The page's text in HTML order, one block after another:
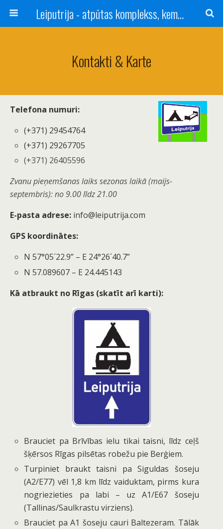
Leiputrija - atpūtas komplekss, kempings, viesu nams pie Rīgas / Camping, caravan site, bed and breakfast near Riga / Camping, caravanas, bungalows Letonia / Campingplatz, Caravanpark, Zimmer in Lettland / Kемпинг и гостевой дом к Риги
Kontakti & Karte
Тelefona numuri:
(+371) 29454764
(+371) 29267705
(+371) 26405596
Zvanu pieņemšanas laiks sezonas laikā (maijs-
septembris): no 9.00 līdz 21.00
E-pasta adrese: info@leiputrija.com
GPS koordinātes:
N 57°05´22.9” – E 24°26´40.7”
N 57.089607 – E 24.445143
Kā atbraukt no Rīgas (skatīt arī karti):
Brauciet pa Brīvības ielu tikai taisni, līdz ceļš
šķērsos Rīgas pilsētas robežu pie Berģiem.
Turpiniet braukt taisni pa Siguldas šoseju
(A2/E77) vēl 1,8 km līdz vaiduktam, pirms kura
nogriezieties pa labi – uz A1/E67 šoseju
(Tallinas/Saulkrastu virziens).
Brauciet pa A1 šoseju cauri Baltezeram. Tālāk